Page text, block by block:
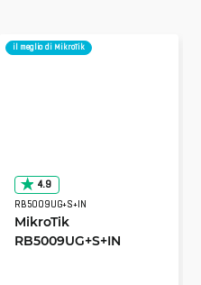
il meglio di MikroTik
4.9
RB5009UG+S+IN
MikroTik
RB5009UG+S+IN